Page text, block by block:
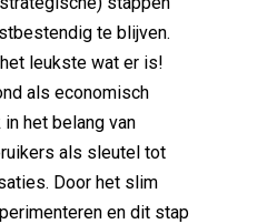
te blijven.
leukste wat er is!
als economisch
het belang van
als sleutel tot
Door het slim
en dit stap